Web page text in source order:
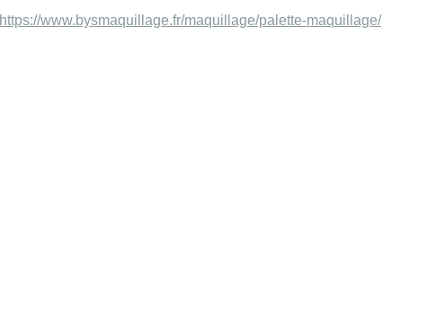
https://www.bysmaquillage.fr/maquillage/palette-maquillage/